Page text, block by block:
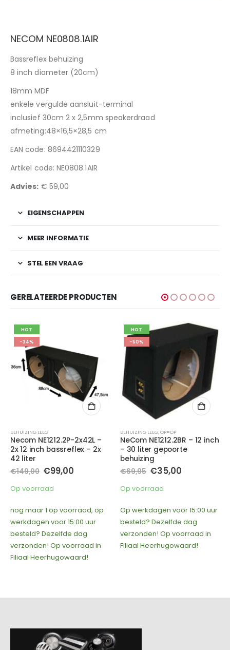
NECOM NE0808.1AIR
Bassreflex behuizing
8 inch diameter (20cm)
18mm MDF
enkele vergulde aansluit-terminal
inclusief 30cm 2 x 2,5mm speakerdraad
afmeting:48×16,5×28,5 cm
EAN code: 8694421110329
Artikel code: NE0808.1AIR
Advies: € 59,00
EIGENSCHAPPEN
MEER INFORMATIE
STEL EEN VRAAG
GERELATEERDE PRODUCTEN
2x42L –
– 2x
Huidige
is:
€99,00.
op
uur
dag
in
NeCom NE1212.2BR – 12 inch
– 30 liter gepoorte
€69,95 Oorspronkelijke
Huidige
prijs
is:
€35,00.
Op werkdagen voor 15:00 uur
besteld? Dezelfde dag
verzonden! Op voorraad in
Filiaal Heerhugowaard!
BEHUIZING LEEG
GroundZero
aansluit-/
€8,00
Op werkdagen
besteld?
verzonden! Op
Filiaal